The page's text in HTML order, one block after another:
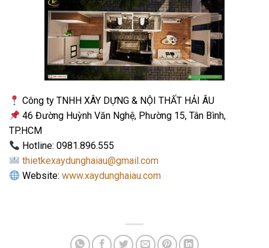
Công ty TNHH XÂY DỰNG & NỘI THẤT HẢI ÂU
46 Đường Huỳnh Văn Nghệ, Phường 15, Tân Bình,
TP.HCM
Hotline: 0981.896.555
thietkexaydunghaiau@gmail.com
Website:www.xaydunghaiau.com